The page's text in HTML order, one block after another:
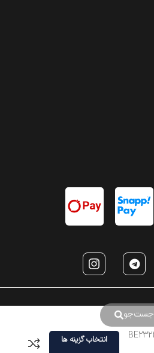
جست‌جو
انتخاب گزینه ها